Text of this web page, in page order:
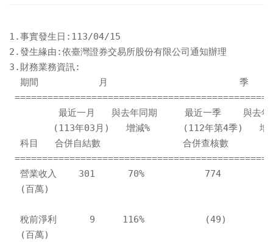
1.事實發生日:113/04/15
2.發生緣由:依臺灣證券交易所股份有限公司通知辦理
3.財務業務資訊:
期間           月                        季
最近一月   與去年同期     最近一季    與去
(113年03月)   增減%      (112年第4季)   增
科目   合併自結數               合併查核數
營業收入    301      70%           774
  (百萬)
稅前淨利      9     116%           (49)
  (百萬)